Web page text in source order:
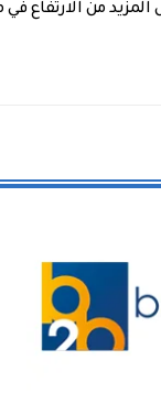
من الارتفاع